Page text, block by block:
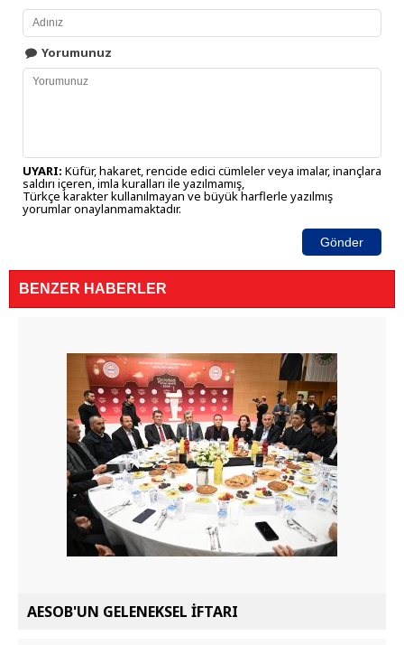
Yorumunuz
UYARI: Küfür, hakaret, rencide edici cümleler veya imalar, inançlara
saldırı içeren, imla kuralları ile yazılmamış,
Türkçe karakter kullanılmayan ve büyük harflerle yazılmış
yorumlar onaylanmamaktadır.
Gönder
BENZER HABERLER
AESOB'UN GELENEKSEL İFTARI